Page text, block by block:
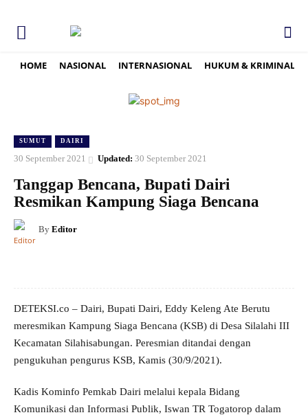
HOME NASIONAL INTERNASIONAL HUKUM & KRIMINAL
SUMUT DAIRI
30 September 2021 Updated: 30 September 2021
Tanggap Bencana, Bupati Dairi
Resmikan Kampung Siaga Bencana
By Editor
DETEKSI.co – Dairi, Bupati Dairi, Eddy Keleng Ate Berutu
meresmikan Kampung Siaga Bencana (KSB) di Desa Silalahi III
Kecamatan Silahisabungan. Peresmian ditandai dengan
pengukuhan pengurus KSB, Kamis (30/9/2021).
Kadis Kominfo Pemkab Dairi melalui kepala Bidang
Komunikasi dan Informasi Publik, Iswan TR Togatorop dalam